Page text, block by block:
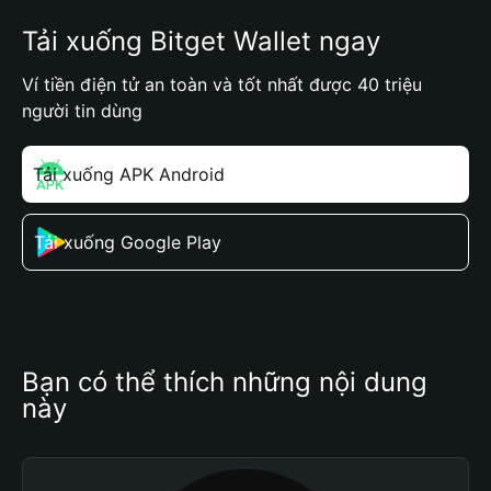
Tải xuống Bitget Wallet ngay
Ví tiền điện tử an toàn và tốt nhất được 40 triệu
người tin dùng
Tải xuống APK Android
Tải xuống Google Play
Bạn có thể thích những nội dung
này